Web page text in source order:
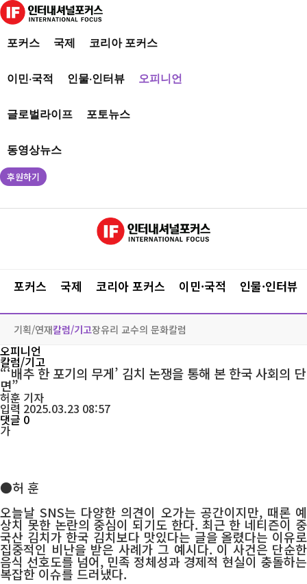
포커스 국제 코리아 포커스
이민·국적 인물·인터뷰 오피니언
글로벌라이프 포토뉴스
동영상뉴스
후원하기
포커스 국제 코리아 포커스 이민·국적 인물·인터뷰
기획/연재칼럼/기고장유리 교수의 문화칼럼
오피니언
칼럼/기고
“‘배추 한 포기의 무게’ 김치 논쟁을 통해 본 한국 사회의 단
면”
허훈 기자
입력 2025.03.23 08:57
댓글 0
가
●허 훈
오늘날 SNS는 다양한 의견이 오가는 공간이지만, 때론 예
상치 못한 논란의 중심이 되기도 한다. 최근 한 네티즌이 중
국산 김치가 한국 김치보다 맛있다는 글을 올렸다는 이유로
집중적인 비난을 받은 사례가 그 예시다. 이 사건은 단순한
음식 선호도를 넘어, 민족 정체성과 경제적 현실이 충돌하는
복잡한 이슈를 드러냈다.